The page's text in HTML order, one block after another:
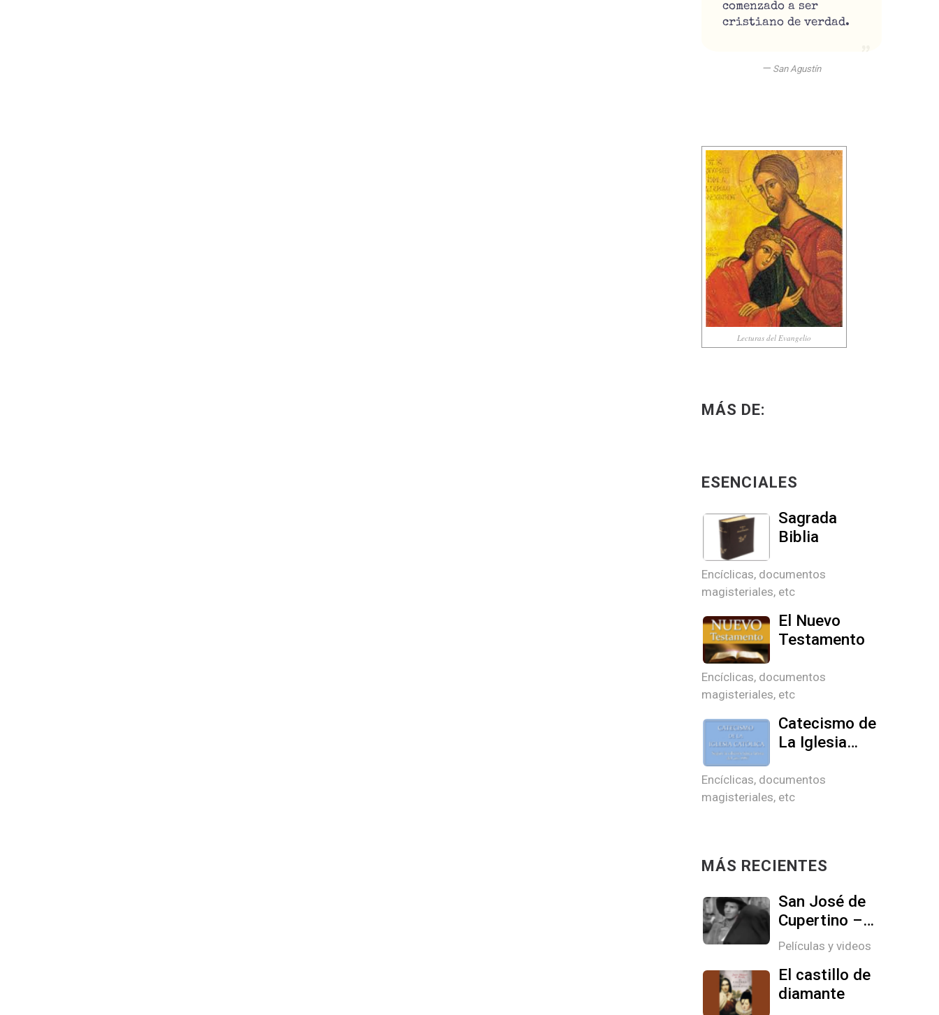
comenzado a ser
cristiano de verdad.
— San Agustín
Lecturas del Evangelio
MÁS DE:
ESENCIALES
Sagrada
Biblia
Encíclicas, documentos
magisteriales, etc
El Nuevo
Testamento
Encíclicas, documentos
magisteriales, etc
Catecismo de
La Iglesia
Encíclicas, documentos
magisteriales, etc
MÁS RECIENTES
San José de
Cupertino –
Película
Completa en
Español
Películas y videos
El castillo de
diamante